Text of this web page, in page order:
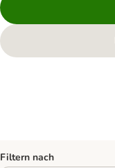
Filtern nach